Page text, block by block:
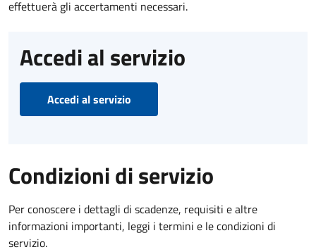
effettuerà gli accertamenti necessari.
Accedi al servizio
Accedi al servizio
Condizioni di servizio
Per conoscere i dettagli di scadenze, requisiti e altre
informazioni importanti, leggi i termini e le condizioni di
servizio.